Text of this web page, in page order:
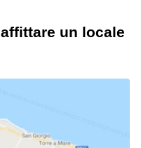
un locale